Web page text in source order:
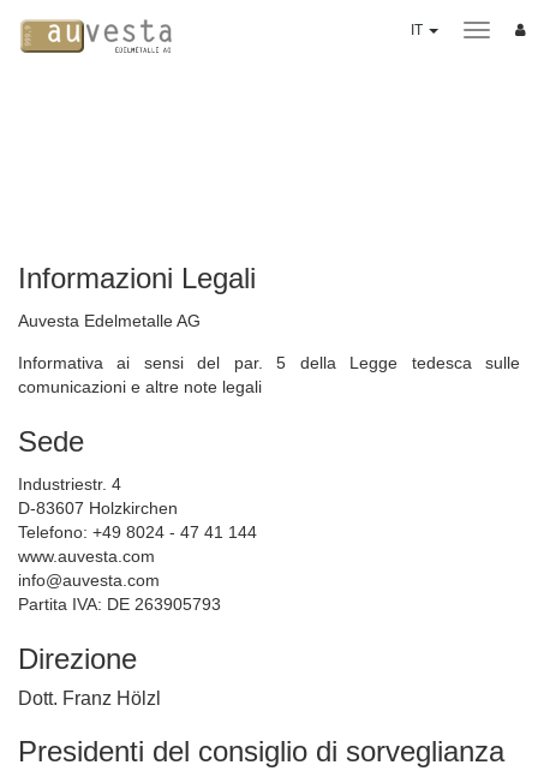
IT
Oro
Argento
Platino
Palladio
Evoluzione del valore
Grafici
Prezzi delle monete
DEPOSITO ONLINE
Acquisto / Vendita
Trasferimento
Sicurezza
Informazioni Legali
Auvesta Edelmetalle AG
Informativa ai sensi del par. 5 della Legge tedesca sulle
comunicazioni e altre note legali
Sede
Industriestr. 4
D-83607 Holzkirchen
Telefono: +49 8024 - 47 41 144
www.auvesta.com
info@auvesta.com
Partita IVA: DE 263905793
Direzione
Dott. Franz Hölzl
Presidenti del consiglio di sorveglianza